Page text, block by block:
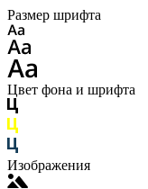
Размер шрифта
Цвет фона и шрифта
Изображения